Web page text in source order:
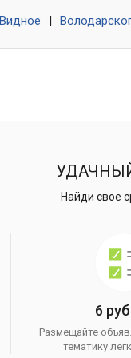
Видное
Найди свое
6
Размещайте
тематику